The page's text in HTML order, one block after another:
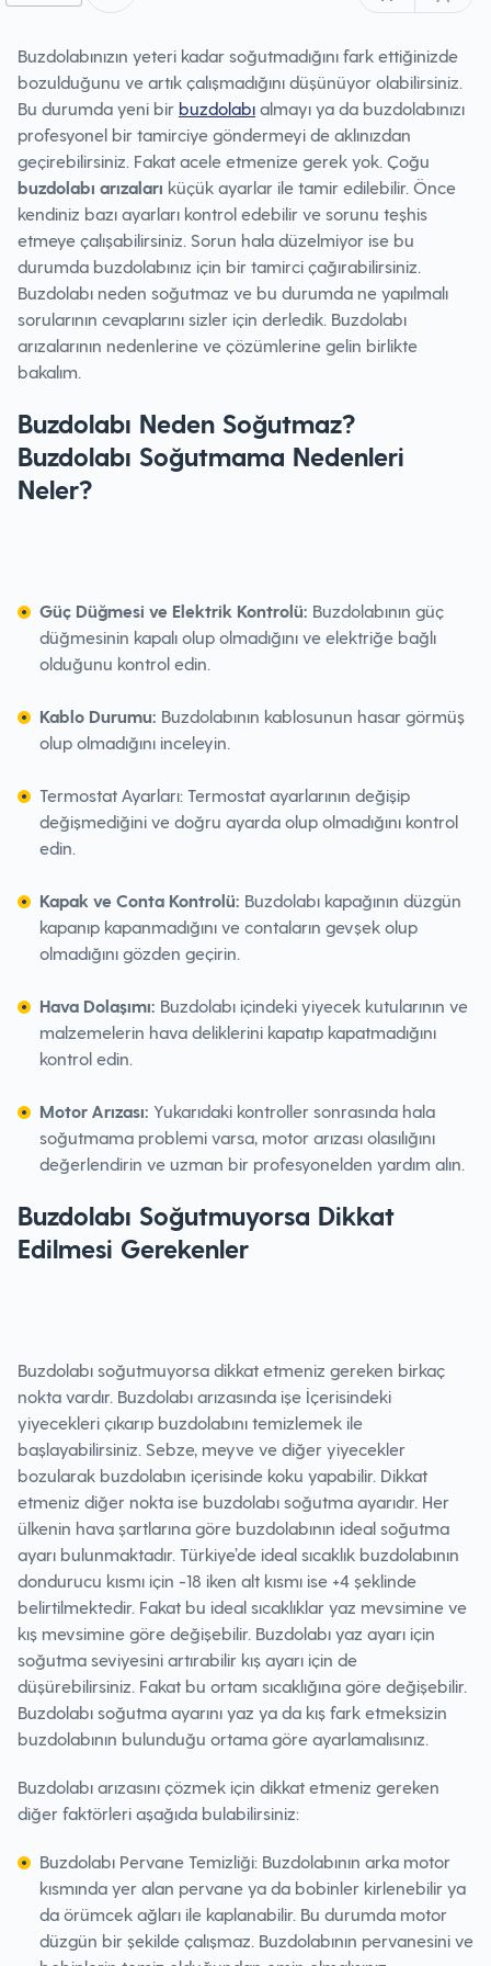
Buzdolabınızın yeteri kadar soğutmadığını fark ettiğinizde
bozulduğunu ve artık çalışmadığını düşünüyor olabilirsiniz.
Bu durumda yeni bir buzdolabı almayı ya da buzdolabınızı
profesyonel bir tamirciye göndermeyi de aklınızdan
geçirebilirsiniz. Fakat acele etmenize gerek yok. Çoğu
buzdolabı arızaları küçük ayarlar ile tamir edilebilir. Önce
kendiniz bazı ayarları kontrol edebilir ve sorunu teşhis
etmeye çalışabilirsiniz. Sorun hala düzelmiyor ise bu
durumda buzdolabınız için bir tamirci çağırabilirsiniz.
Buzdolabı neden soğutmaz ve bu durumda ne yapılmalı
sorularının cevaplarını sizler için derledik. Buzdolabı
arızalarının nedenlerine ve çözümlerine gelin birlikte
bakalım.
Buzdolabı Neden Soğutmaz?
Buzdolabı Soğutmama Nedenleri
Neler?
Güç Düğmesi ve Elektrik Kontrolü: Buzdolabının güç
düğmesinin kapalı olup olmadığını ve elektriğe bağlı
olduğunu kontrol edin.
Kablo Durumu: Buzdolabının kablosunun hasar görmüş
olup olmadığını inceleyin.
Termostat Ayarları: Termostat ayarlarının değişip
değişmediğini ve doğru ayarda olup olmadığını kontrol
edin.
Kapak ve Conta Kontrolü: Buzdolabı kapağının düzgün
kapanıp kapanmadığını ve contaların gevşek olup
olmadığını gözden geçirin.
Hava Dolaşımı: Buzdolabı içindeki yiyecek kutularının ve
malzemelerin hava deliklerini kapatıp kapatmadığını
kontrol edin.
Motor Arızası: Yukarıdaki kontroller sonrasında hala
soğutmama problemi varsa, motor arızası olasılığını
değerlendirin ve uzman bir profesyonelden yardım alın.
Buzdolabı Soğutmuyorsa Dikkat
Edilmesi Gerekenler
Buzdolabı soğutmuyorsa dikkat etmeniz gereken birkaç
nokta vardır. Buzdolabı arızasında işe İçerisindeki
yiyecekleri çıkarıp buzdolabını temizlemek ile
başlayabilirsiniz. Sebze, meyve ve diğer yiyecekler
bozularak buzdolabın içerisinde koku yapabilir. Dikkat
etmeniz diğer nokta ise buzdolabı soğutma ayarıdır. Her
ülkenin hava şartlarına göre buzdolabının ideal soğutma
ayarı bulunmaktadır. Türkiye’de ideal sıcaklık buzdolabının
dondurucu kısmı için -18 iken alt kısmı ise +4 şeklinde
belirtilmektedir. Fakat bu ideal sıcaklıklar yaz mevsimine ve
kış mevsimine göre değişebilir. Buzdolabı yaz ayarı için
soğutma seviyesini artırabilir kış ayarı için de
düşürebilirsiniz. Fakat bu ortam sıcaklığına göre değişebilir.
Buzdolabı soğutma ayarını yaz ya da kış fark etmeksizin
buzdolabının bulunduğu ortama göre ayarlamalısınız.
Buzdolabı arızasını çözmek için dikkat etmeniz gereken
diğer faktörleri aşağıda bulabilirsiniz:
Buzdolabı Pervane Temizliği: Buzdolabının arka motor
kısmında yer alan pervane ya da bobinler kirlenebilir ya
da örümcek ağları ile kaplanabilir. Bu durumda motor
düzgün bir şekilde çalışmaz. Buzdolabının pervanesini ve